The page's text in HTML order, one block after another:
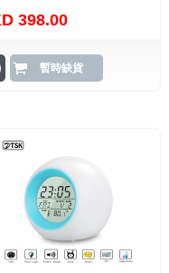
398.00
暫時缺貨